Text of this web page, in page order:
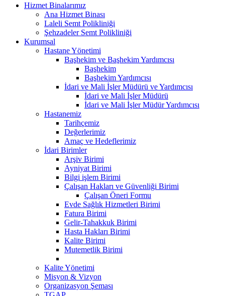
Hizmet Binalarımız
Ana Hizmet Binası
Laleli Semt Polikliniği
Şehzadeler Semt Polikliniği
Kurumsal
Hastane Yönetimi
Başhekim ve Başhekim Yardımcısı
Başhekim
Başhekim Yardımcısı
İdari ve Mali İşler Müdürü ve Yardımcısı
İdari ve Mali İşler Müdürü
İdari ve Mali İşler Müdür Yardımcısı
Hastanemiz
Tarihçemiz
Değerlerimiz
Amaç ve Hedeflerimiz
İdari Birimler
Arşiv Birimi
Ayniyat Birimi
Bilgi işlem Birimi
Çalışan Hakları ve Güvenliği Birimi
Çalışan Öneri Formu
Evde Sağlık Hizmetleri Birimi
Fatura Birimi
Gelir-Tahakkuk Birimi
Hasta Hakları Birimi
Kalite Birimi
Mutemetlik Birimi
Kalite Yönetimi
Misyon & Vizyon
Organizasyon Şeması